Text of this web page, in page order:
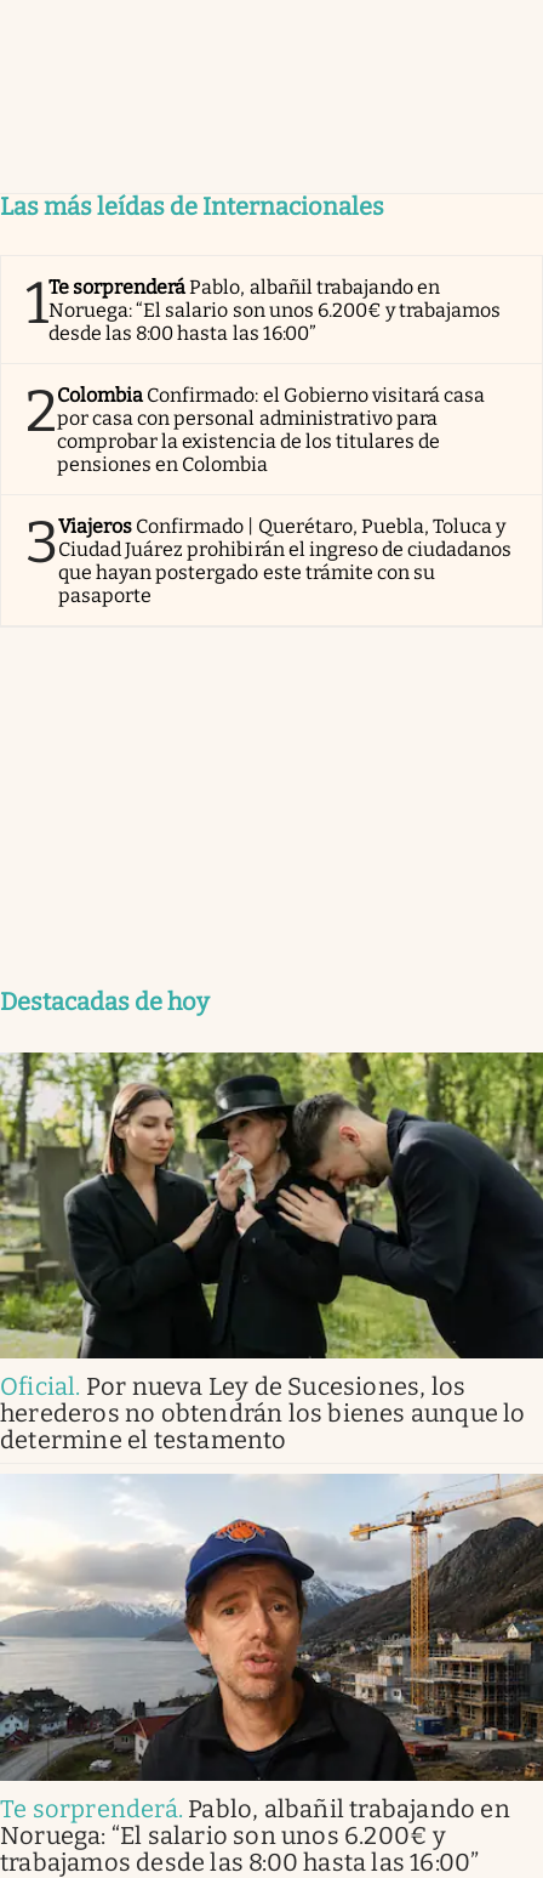
Las más leídas de Internacionales
1Te sorprenderáPablo, albañil trabajando en
Noruega: “El salario son unos 6.200€ y trabajamos
desde las 8:00 hasta las 16:00”
2Colombia Confirmado: el Gobierno visitará casa
por casa con personal administrativo para
comprobar la existencia de los titulares de
pensiones en Colombia
3Viajeros Confirmado | Querétaro, Puebla, Toluca y
Ciudad Juárez prohibirán el ingreso de ciudadanos
que hayan postergado este trámite con su
pasaporte
Destacadas de hoy
Oficial. Por nueva Ley de Sucesiones, los
herederos no obtendrán los bienes aunque lo
determine el testamento
Te sorprenderá. Pablo, albañil trabajando en
Noruega: “El salario son unos 6.200€ y
trabajamos desde las 8:00 hasta las 16:00”